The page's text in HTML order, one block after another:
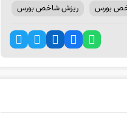
بورس ریزش شاخص بورس